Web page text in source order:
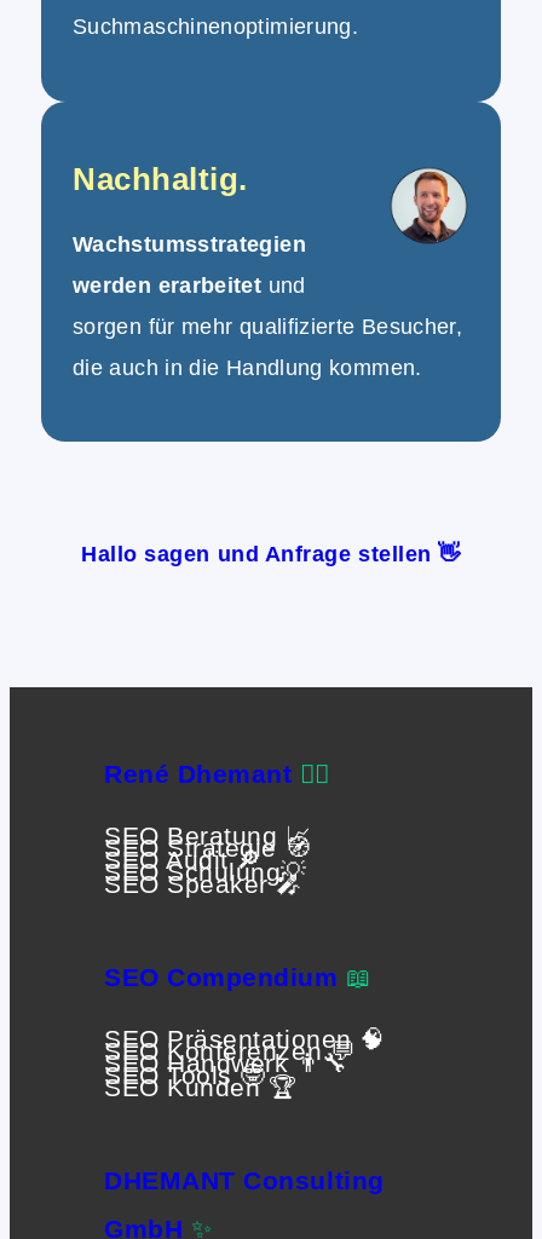
Suchmaschinenoptimierung.
Nachhaltig.
Wachstumsstrategien
werden erarbeitet und
sorgen für mehr qualifizierte Besucher,
die auch in die Handlung kommen.
Hallo sagen und Anfrage stellen 👋
René Dhemant 🙋‍♂️
SEO Beratung 📈
SEO Strategie 🧭
SEO Audit 🔎
SEO Schulung💡
SEO Speaker 🎤
SEO Compendium 📖
SEO Präsentationen 🧠
SEO Konferenzen 💬
SEO Handwerk 👨‍🔧
SEO Tools 🤓
SEO Kunden 🏆
DHEMANT Consulting
GmbH ✨